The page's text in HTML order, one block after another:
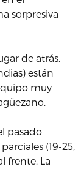
sorpresiva
de atrás.
están
muy
pasado
(19-25,
frente. La